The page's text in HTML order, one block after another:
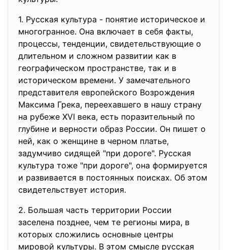
1. Русская культура - понятие историческое и
многогранное. Она включает в себя факты,
процессы, тенденции, свидетельствующие о
длительном и сложном развитии как в
географическом пространстве, так и в
историческом времени. У замечательного
представителя европейского Возрождения
Максима Грека, переехавшего в нашу страну
на рубеже XVI века, есть поразительный по
глубине и верности образ России. Он пишет о
ней, как о женщине в черном платье,
задумчиво сидящей "при дороге". Русская
культура тоже "при дороге", она формируется
и развивается в постоянных поисках. Об этом
свидетельствует история.
2. Большая часть территории России
заселена позднее, чем те регионы мира, в
которых сложились основные центры
мировой культуры. В этом смысле русская